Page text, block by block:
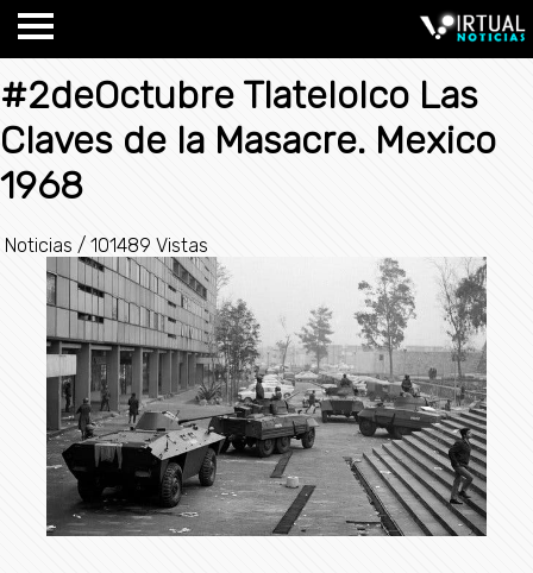
#2deOctubre Tlatelolco Las
Claves de la Masacre. Mexico
1968
Noticias / 101489 Vistas